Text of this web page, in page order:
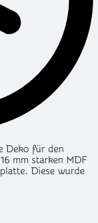
Deko für den
mm starken MDF
Diese wurde